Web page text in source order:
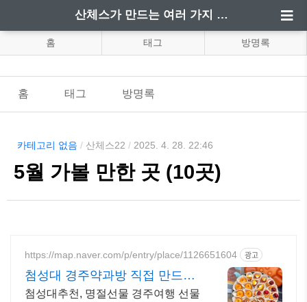
산체스가 만드는 여러 가지 정보
홈 태그 방명록
홈 태그 방명록
카테고리 없음 / 산체스22 / 2025. 4. 28. 22:46
5월 가볼 만한 곳 (10곳)
https://map.naver.com/p/entry/place/1126651604 광고
첨성대 경주약과방 직접 만드는
고급 K-디저트
첨성대추천, 명절선물 경주여행 선물